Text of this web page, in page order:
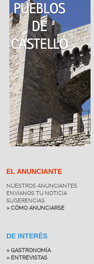
EL ANUNCIANTE
NUESTROS ANUNCIANTES
ENVÍANOS TU NOTICIA
SUGERENCIAS
» CÓMO ANUNCIARSE
DE INTERÉS
» GASTRONOMÍA
» ENTREVISTAS